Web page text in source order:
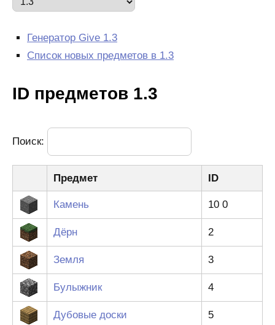
Генератор Give 1.3
Список новых предметов в 1.3
ID предметов 1.3
Поиск:
Предмет ID
Камень 10 0
Дёрн 2
Земля 3
Булыжник 4
Дубовые доски 5